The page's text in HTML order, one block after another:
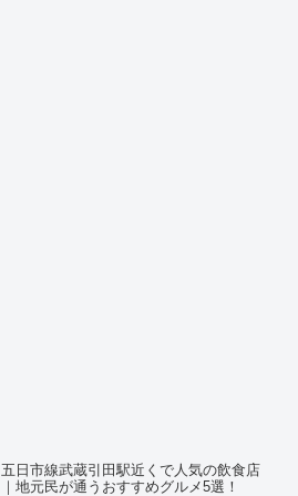
五日市線武蔵引田駅近くで人気の飲食店
｜地元民が通うおすすめグルメ5選！